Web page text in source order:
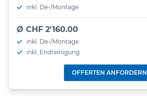
inkl. De-/Montage
Ø CHF 2'160.00
inkl. De-/Montage
inkl. Endreinigung
OFFERTEN ANFORDERN